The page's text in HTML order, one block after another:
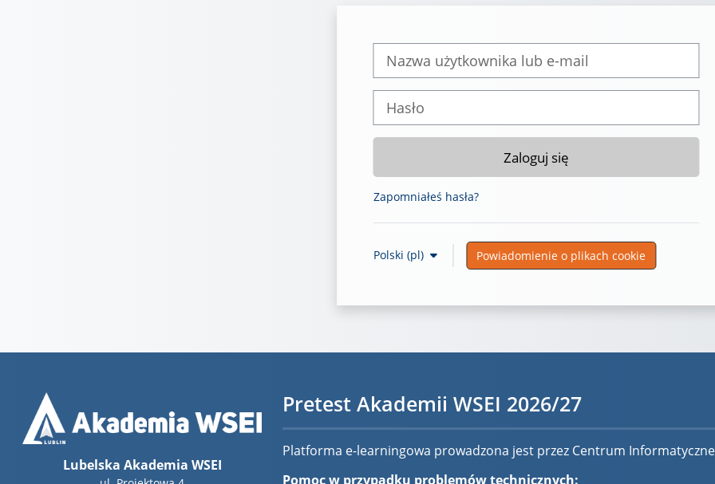
Zaloguj się
Zapomniałeś hasła?
Polski ‎(pl)‎ Powiadomienie o plikach cookie
Lubelska Akademia WSEI
Pretest Akademii WSEI 2026/27
Platforma e-learningowa prowadzona jest przez Centrum Informatyczne
Pomoc w przypadku problemów technicznych: